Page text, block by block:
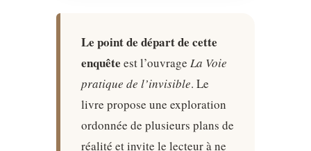
Le point de départ de cette
enquête est l’ouvrage La Voie
pratique de l’invisible. Le
livre propose une exploration
ordonnée de plusieurs plans de
réalité et invite le lecteur à ne